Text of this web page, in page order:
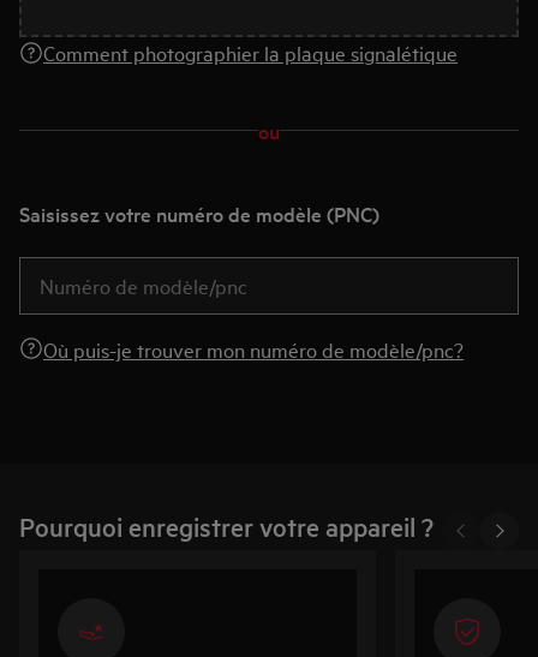
Saisissez votre numéro de modèle (PNC)
Où puis-je trouver mon numéro de modèle/pnc?
ou
Comment photographier la plaque signalétique
Pourquoi enregistrer votre appareil ?